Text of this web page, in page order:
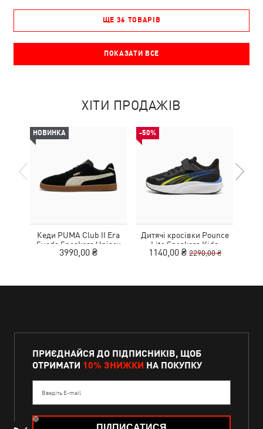
ЩЕ 36 ТОВАРІВ
ПОКАЗАТИ ВСЕ
ХІТИ ПРОДАЖІВ
НОВИНКА
Кеди PUMA Club II Era
Suede Sneakers Unisex
3990,00 ₴
-50%
Дитячі кросівки Pounce
Lite Sneakers Kids
1140,00 ₴ 2290,00 ₴
ПРИЄДНАЙСЯ ДО ПІДПИСНИКІВ, ЩОБ
ОТРИМАТИ 10% ЗНИЖКИ НА ПОКУПКУ
Введіть E-mail